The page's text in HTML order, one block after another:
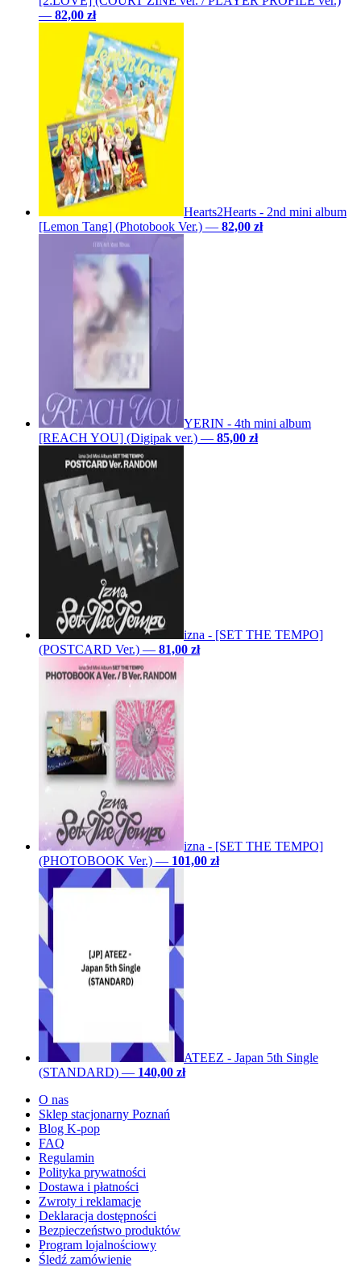
— 82,00 zł
Hearts2Hearts - 2nd mini album
[Lemon Tang] (Photobook Ver.) — 82,00 zł
YERIN - 4th mini album
[REACH YOU] (Digipak ver.) — 85,00 zł
izna - [SET THE TEMPO]
(POSTCARD Ver.) — 81,00 zł
izna - [SET THE TEMPO]
(PHOTOBOOK Ver.) — 101,00 zł
ATEEZ - Japan 5th Single
(STANDARD) — 140,00 zł
O nas
Sklep stacjonarny Poznań
Blog K-pop
FAQ
Regulamin
Polityka prywatności
Dostawa i płatności
Zwroty i reklamacje
Deklaracja dostępności
Bezpieczeństwo produktów
Program lojalnościowy
Śledź zamówienie